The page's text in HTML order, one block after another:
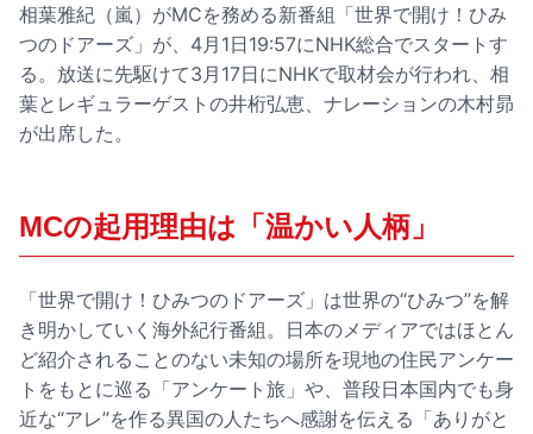
相葉雅紀（嵐）がMCを務める新番組「世界で開け！ひみ
つのドアーズ」が、4月1日19:57にNHK総合でスタートす
る。放送に先駆けて3月17日にNHKで取材会が行われ、相
葉とレギュラーゲストの井桁弘恵、ナレーションの木村昴
が出席した。
MCの起用理由は「温かい人柄」
「世界で開け！ひみつのドアーズ」は世界の“ひみつ”を解
き明かしていく海外紀行番組。日本のメディアではほとん
ど紹介されることのない未知の場所を現地の住民アンケー
トをもとに巡る「アンケート旅」や、普段日本国内でも身
近な“アレ”を作る異国の人たちへ感謝を伝える「ありがと